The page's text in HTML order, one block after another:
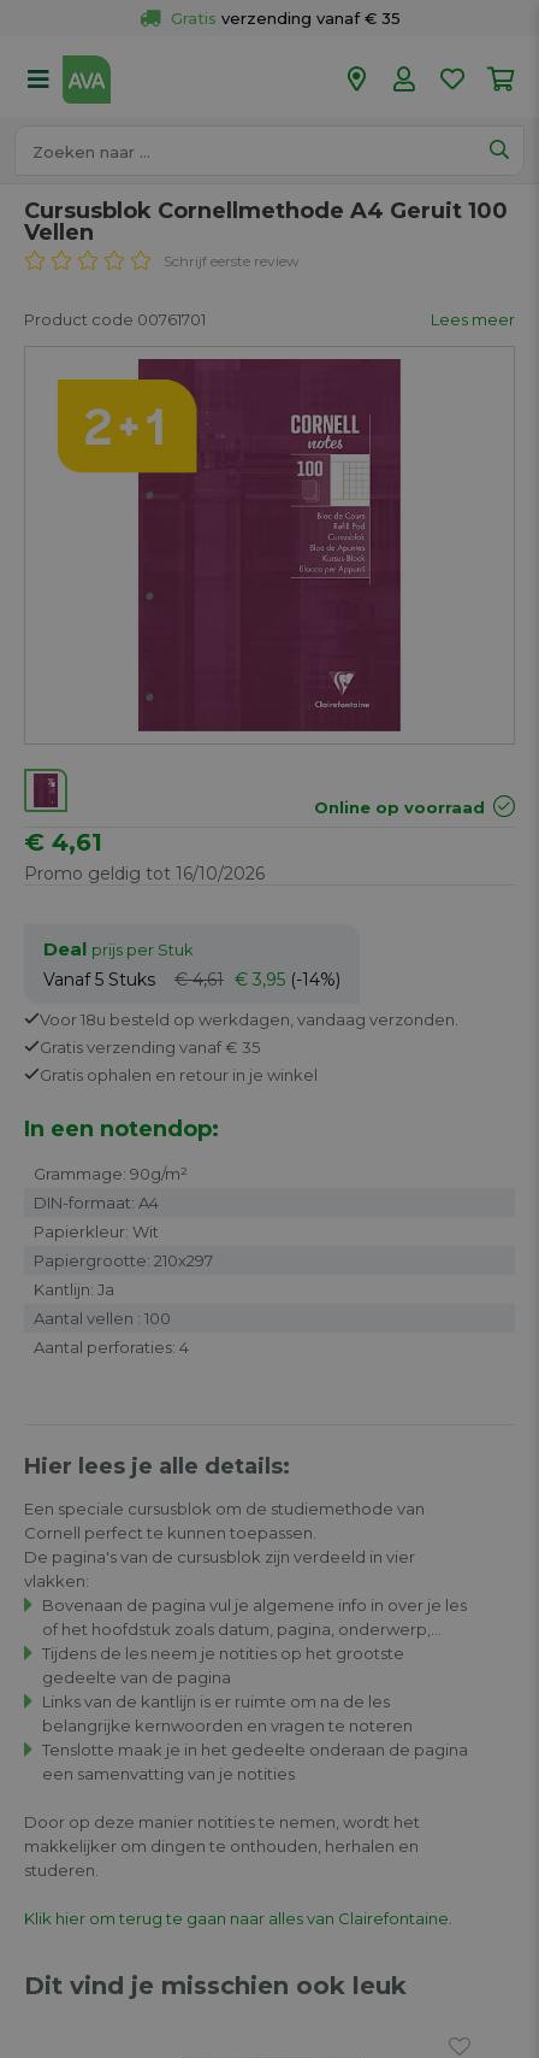
Gratis verzending vanaf € 35
50 winkels
Cursusblok Cornellmethode A4 Geruit 100
Vellen
Schrijf eerste review
Product code 00761701 Lees meer
Online op voorraad
€ 4,61
Promo geldig tot 16/10/2026
Deal prijs per Stuk
Vanaf 5 Stuks € 4,61 € 3,95 (-14%)
Voor 18u besteld op werkdagen, vandaag verzonden.
Gratisverzending vanaf € 35
Gratis ophalen en retour in je winkel
In een notendop:
Grammage: 90g/m²
DIN-formaat: A4
Papierkleur: Wit
Papiergrootte: 210x297
Kantlijn: Ja
Aantal vellen : 100
Aantal perforaties: 4
Hier lees je alle details:
Een speciale cursusblok om de studiemethode van
Cornell perfect te kunnen toepassen.
De pagina's van de cursusblok zijn verdeeld in vier
vlakken:
Bovenaan de pagina vul je algemene info in over je les
of het hoofdstuk zoals datum, pagina, onderwerp,...
Tijdens de les neem je notities op het grootste
gedeelte van de pagina
Links van de kantlijn is er ruimte om na de les
belangrijke kernwoorden en vragen te noteren
Tenslotte maak je in het gedeelte onderaan de pagina
een samenvatting van je notities
Door op deze manier notities te nemen, wordt het
makkelijker om dingen te onthouden, herhalen en
studeren.
Klik hier om terug te gaan naar alles van Clairefontaine.
Dit vind je misschien ook leuk